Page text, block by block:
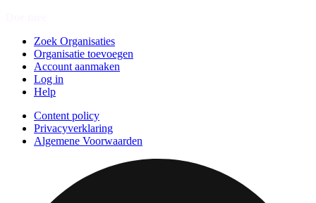
Zoek Organisaties
Organisatie toevoegen
Account aanmaken
Log in
Help
Content policy
Privacyverklaring
Algemene Voorwaarden